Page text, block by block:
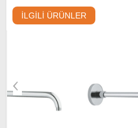
İLGILI ÜRÜNLER